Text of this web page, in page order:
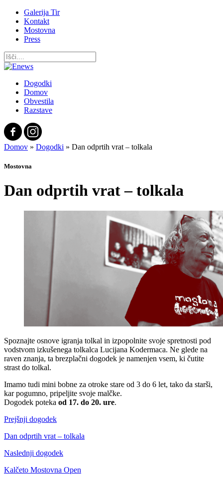
Galerija Tir
Kontakt
Mostovna
Press
Dogodki
Domov
Obvestila
Razstave
Domov » Dogodki » Dan odprtih vrat – tolkala
Mostovna
Dan odprtih vrat – tolkala
Spoznajte osnove igranja tolkal in izpopolnite svoje spretnosti pod
vodstvom izkušenega tolkalca Lucijana Kodermaca. Ne glede na
raven znanja, ta brezplačni dogodek je namenjen vsem, ki čutite
strast do tolkal.
Imamo tudi mini bobne za otroke stare od 3 do 6 let, tako da starši,
kar pogumno, pripeljite svoje malčke.
Dogodek poteka od 17. do 20. ure.
Prejšnji dogodek
Dan odprtih vrat – tolkala
Naslednji dogodek
Kalčeto Mostovna Open